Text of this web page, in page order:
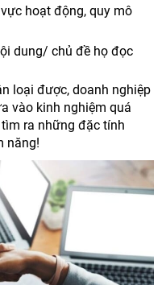
hoạt động, quy mô
dung/ chủ đề họ đọc
loại được, doanh nghiệp
vào kinh nghiệm quá
ra những đặc tính
năng!